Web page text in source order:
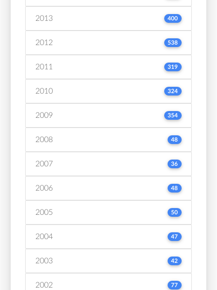
2013 400
2012 538
2011 319
2010 324
2009 354
2008 48
2007 36
2006 48
2005 50
2004 47
2003 42
2002 77